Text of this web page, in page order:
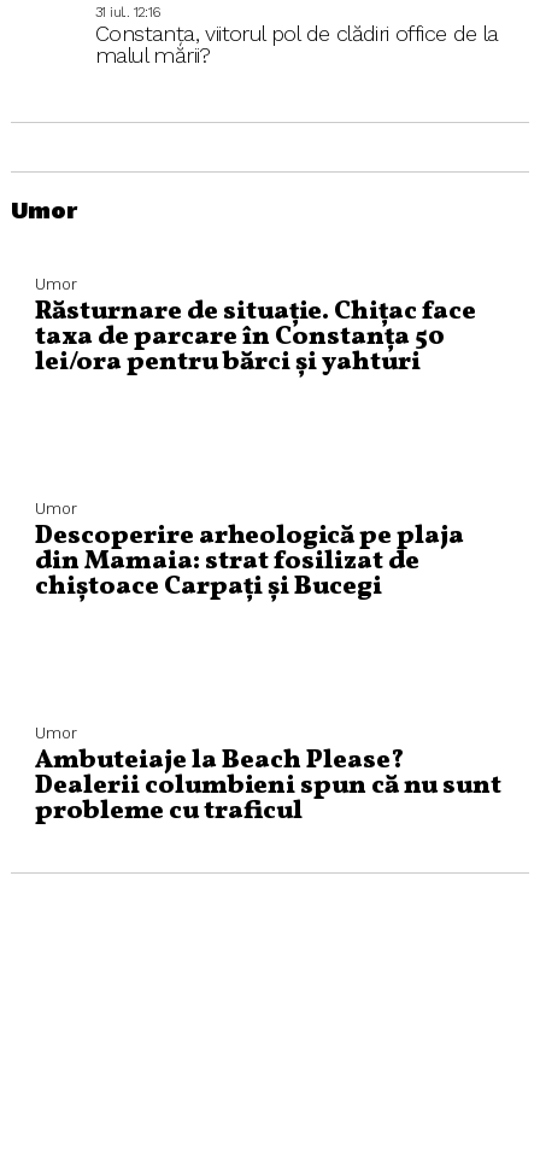
31 iul.. 12:16
Constanța, viitorul pol de clădiri office de la
malul mării?
Umor
Umor
Răsturnare de situație. Chițac face
taxa de parcare în Constanța 50
lei/ora pentru bărci și yahturi
Umor
Descoperire arheologică pe plaja
din Mamaia: strat fosilizat de
chiștoace Carpați și Bucegi
Umor
Ambuteiaje la Beach Please?
Dealerii columbieni spun că nu sunt
probleme cu traficul